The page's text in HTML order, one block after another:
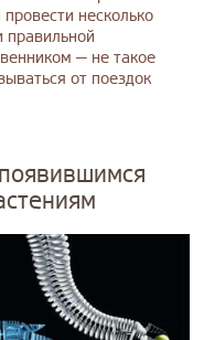
несколько
правильной
— не такое
от поездок